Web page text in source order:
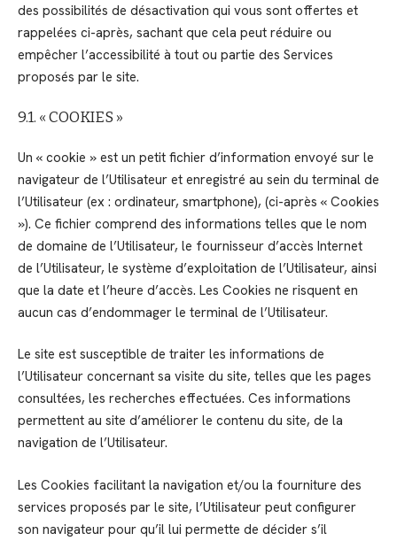
des possibilités de désactivation qui vous sont offertes et
rappelées ci-après, sachant que cela peut réduire ou
empêcher l’accessibilité à tout ou partie des Services
proposés par le site.
9.1. « COOKIES »
Un « cookie » est un petit fichier d’information envoyé sur le
navigateur de l’Utilisateur et enregistré au sein du terminal de
l’Utilisateur (ex : ordinateur, smartphone), (ci-après « Cookies
»). Ce fichier comprend des informations telles que le nom
de domaine de l’Utilisateur, le fournisseur d’accès Internet
de l’Utilisateur, le système d’exploitation de l’Utilisateur, ainsi
que la date et l’heure d’accès. Les Cookies ne risquent en
aucun cas d’endommager le terminal de l’Utilisateur.
Le site est susceptible de traiter les informations de
l’Utilisateur concernant sa visite du site, telles que les pages
consultées, les recherches effectuées. Ces informations
permettent au site d’améliorer le contenu du site, de la
navigation de l’Utilisateur.
Les Cookies facilitant la navigation et/ou la fourniture des
services proposés par le site, l’Utilisateur peut configurer
son navigateur pour qu’il lui permette de décider s’il